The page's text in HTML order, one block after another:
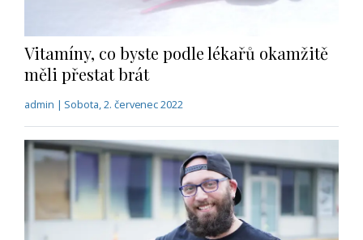
Vitamíny, co byste podle lékařů okamžitě
měli přestat brát
admin | Sobota, 2. červenec 2022